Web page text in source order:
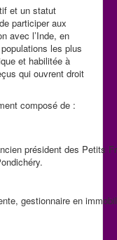
et un statut
participer aux
avec l’Inde, en
les plus
et habilitée à
qui ouvrent droit
composé de :
président des Petits
gestionnaire en